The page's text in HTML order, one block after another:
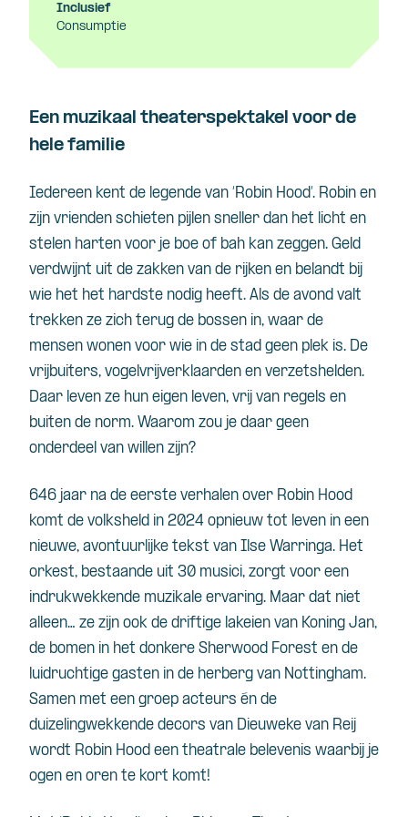
Inclusief
Consumptie
Een muzikaal theaterspektakel voor de
hele familie
Iedereen kent de legende van ‘Robin Hood’. Robin en
zijn vrienden schieten pijlen sneller dan het licht en
stelen harten voor je boe of bah kan zeggen. Geld
verdwijnt uit de zakken van de rijken en belandt bij
wie het het hardste nodig heeft. Als de avond valt
trekken ze zich terug de bossen in, waar de
mensen wonen voor wie in de stad geen plek is. De
vrijbuiters, vogelvrijverklaarden en verzetshelden.
Daar leven ze hun eigen leven, vrij van regels en
buiten de norm. Waarom zou je daar geen
onderdeel van willen zijn?
646 jaar na de eerste verhalen over Robin Hood
komt de volksheld in 2024 opnieuw tot leven in een
nieuwe, avontuurlijke tekst van Ilse Warringa. Het
orkest, bestaande uit 30 musici, zorgt voor een
indrukwekkende muzikale ervaring. Maar dat niet
alleen… ze zijn ook de driftige lakeien van Koning Jan,
de bomen in het donkere Sherwood Forest en de
luidruchtige gasten in de herberg van Nottingham.
Samen met een groep acteurs én de
duizelingwekkende decors van Dieuweke van Reij
wordt Robin Hood een theatrale belevenis waarbij je
ogen en oren te kort komt!